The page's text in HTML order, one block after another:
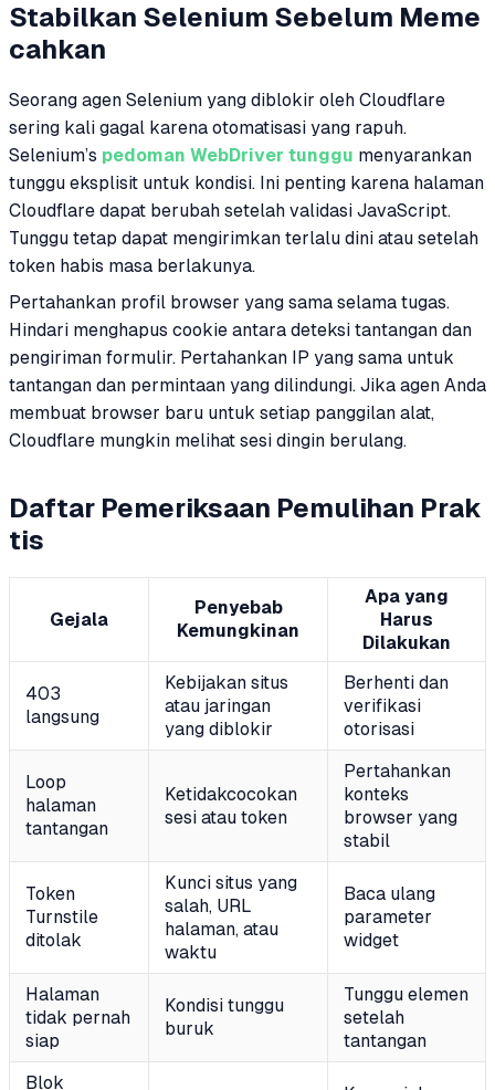
Stabilkan Selenium Sebelum Meme
cahkan
Seorang agen Selenium yang diblokir oleh Cloudflare
sering kali gagal karena otomatisasi yang rapuh.
Selenium’s pedoman WebDriver tunggu menyarankan
tunggu eksplisit untuk kondisi. Ini penting karena halaman
Cloudflare dapat berubah setelah validasi JavaScript.
Tunggu tetap dapat mengirimkan terlalu dini atau setelah
token habis masa berlakunya.
Pertahankan profil browser yang sama selama tugas.
Hindari menghapus cookie antara deteksi tantangan dan
pengiriman formulir. Pertahankan IP yang sama untuk
tantangan dan permintaan yang dilindungi. Jika agen Anda
membuat browser baru untuk setiap panggilan alat,
Cloudflare mungkin melihat sesi dingin berulang.
Daftar Pemeriksaan Pemulihan Prak
tis
Gejala
Penyebab
Kemungkinan
Apa yang
Harus
Dilakukan
403
langsung
Kebijakan situs
atau jaringan
yang diblokir
Berhenti dan
verifikasi
otorisasi
Loop
halaman
tantangan
Ketidakcocokan
sesi atau token
Pertahankan
konteks
browser yang
stabil
Token
Turnstile
ditolak
Kunci situs yang
salah, URL
halaman, atau
waktu
Baca ulang
parameter
widget
Halaman
tidak pernah
siap
Kondisi tunggu
buruk
Tunggu elemen
setelah
tantangan
Blok